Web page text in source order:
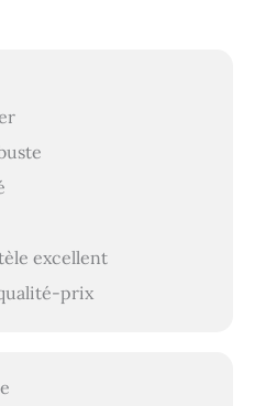
excellent
prix